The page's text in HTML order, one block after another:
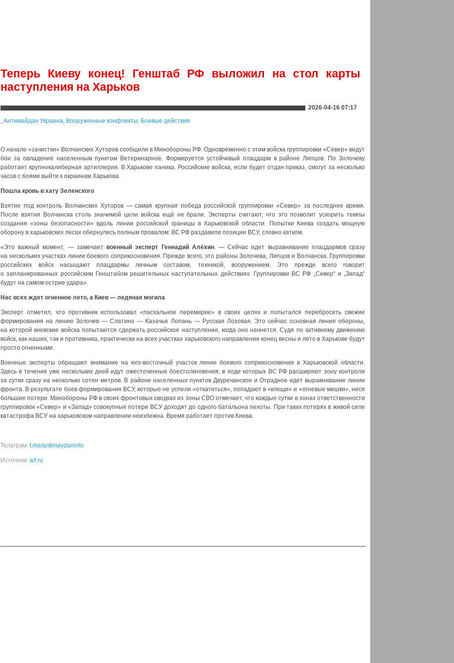
Теперь Киеву конец! Генштаб РФ выложил на стол карты
наступления на Харьков
2026-04-16 07:17
, Антимайдан Украина, Вооруженные конфликты. Боевые действия
О начале «зачистки» Волчанских Хуторов сообщили в Минобороны РФ. Одновременно с этим войска группировки «Север» ведут
бои за овладение населенным пунктом Ветеринарное. Формируется устойчивый плацдарм в районе Липцов. По Золочеву
работает крупнокалиберная артиллерия. В Харькове паника. Российские войска, если будет отдан приказ, смогут за несколько
часов с боями выйти к окраинам Харькова.
Пошла кровь в хату Зеленского
Взятие под контроль Волчанских Хуторов — самая крупная победа российской группировки «Север» за последнее время.
После взятия Волчанска столь значимой цели войска ещё не брали. Эксперты считают, что это позволит ускорить темпы
создания «зоны безопасности» вдоль линии российской границы в Харьковской области. Попытки Киева создать мощную
оборону в харьковских лесах обернулись полным провалом: ВС РФ раздавили позиции ВСУ, словно катком.
«Это важный момент, — замечаетвоенный эксперт Геннадий Алёхин. — Сейчас идет выравнивание плацдармов сразу
на нескольких участках линии боевого соприкосновения. Прежде всего, это районы Золочева, Липцов и Волчанска. Группировки
российских войск насыщают плацдармы личным составом, техникой, вооружением. Это прежде всего говорит
о запланированных российским Генштабом решительных наступательных действиях. Группировки ВС РФ „Север“ и „Запад“
будут на самом острие удара».
Нас всех ждет огненное лето, а Киев — ледяная могила
Эксперт отметил, что противник использовал «пасхальное перемирие» в своих целях и попытался перебросить свежие
формирования на линию Золочев — Слатино — Казачья Лопань — Русская Лозовая. Это сейчас основная линия обороны,
на которой киевские войска попытаются сдержать российское наступление, когда оно начнется. Судя по активному движению
войск, как наших, так и противника, практически на всех участках харьковского направления конец весны и лето в Харькове будут
просто огненными.
Военные эксперты обращают внимание на юго-восточный участок линии боевого соприкосновения в Харьковской области.
Здесь в течение уже нескольких дней идут ожесточенные боестолкновения, в ходе которых ВС РФ расширяют зону контроля
за сутки сразу на несколько сотен метров. В районе населенных пунктов Двуречанское и Отрадное идет выравнивание линии
фронта. В результате боев формирования ВСУ, которые не успели «откатиться», попадают в «клещи» и «огневые мешки», неся
большие потери. Минобороны РФ в своих фронтовых сводках из зоны СВО отмечает, что каждые сутки в зонах ответственности
группировок «Север» и «Запад» совокупные потери ВСУ доходят до одного батальона пехоты. При таких потерях в живой силе
катастрофа ВСУ на харьковском направлении неизбежна. Время работает против Киева.
Телеграм: t.me/antimaydaninfo
Источник: aif.ru